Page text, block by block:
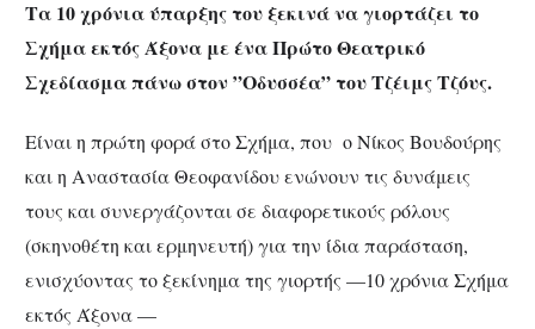
Τα 10 χρόνια ύπαρξης του ξεκινά να γιορτάζει το
Σχήμα εκτός Άξονα με ένα Πρώτο Θεατρικό
Σχεδίασμα πάνω στον”Οδυσσέα” του Τζέιμς Τζόυς.
Είναι η πρώτη φορά στο Σχήμα, που ο Νίκος Βουδούρης
και η Αναστασία Θεοφανίδου ενώνουν τις δυνάμεις
τους και συνεργάζονται σε διαφορετικούς ρόλους
(σκηνοθέτη και ερμηνευτή) για την ίδια παράσταση,
ενισχύοντας το ξεκίνημα της γιορτής —10 χρόνια Σχήμα
εκτός Άξονα —